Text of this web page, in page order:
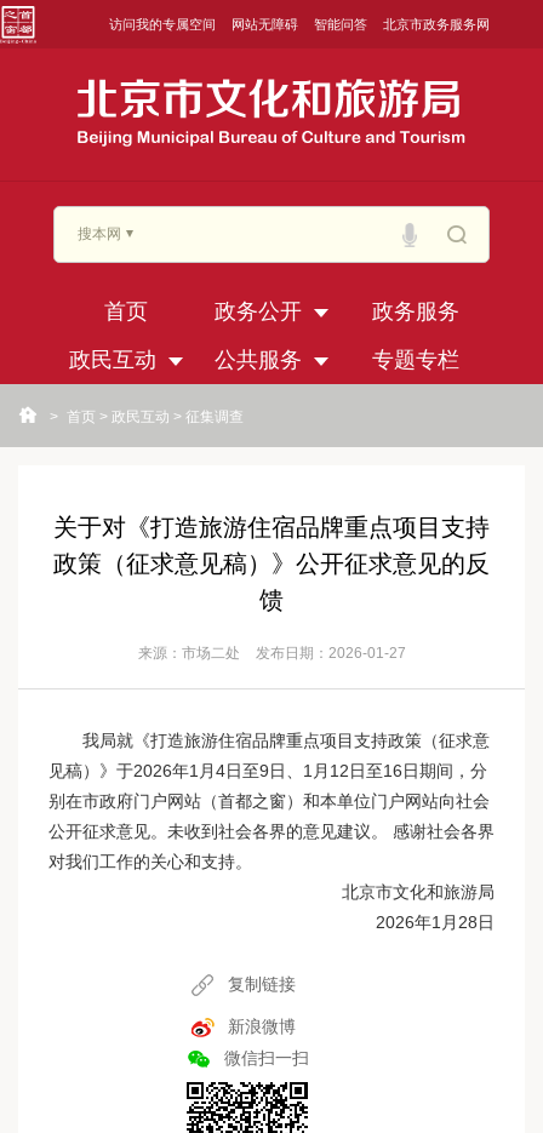
访问我的专属空间 网站无障碍 智能问答 北京市政务服务网
搜本网
首页 政务公开
政务服务
政民互动
公共服务 专题专栏
> 首页 > 政民互动 > 征集调查
关于对《打造旅游住宿品牌重点项目支持
政策（征求意见稿）》公开征求意见的反
馈
来源：市场二处 发布日期：2026-01-27
我局就《打造旅游住宿品牌重点项目支持政策（征求意
见稿）》于2026年1月4日至9日、1月12日至16日期间，分
别在市政府门户网站（首都之窗）和本单位门户网站向社会
公开征求意见。未收到社会各界的意见建议。 感谢社会各界
对我们工作的关心和支持。
北京市文化和旅游局
2026年1月28日
复制链接
新浪微博
微信扫一扫